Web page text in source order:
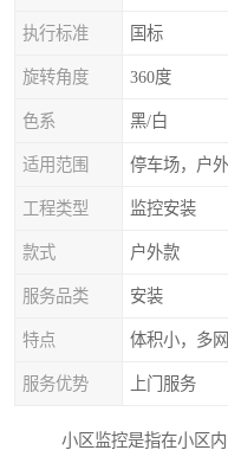
执行标准 国标
旋转角度 360度
色系 黑/白
适用范围 停车场，户
工程类型 监控安装
款式 户外款
服务品类 安装
特点 体积小，多
服务优势 上门服务
小区监控是指在小区